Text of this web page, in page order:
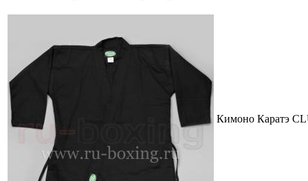
Кимоно Каратэ